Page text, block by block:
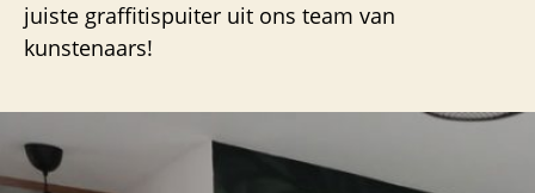
juiste graffitispuiter uit ons team van
kunstenaars!